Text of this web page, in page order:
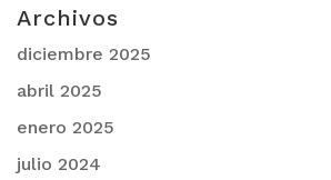
Archivos
diciembre 2025
abril 2025
enero 2025
julio 2024